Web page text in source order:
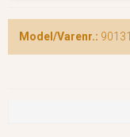
Model/Varenr.: 90131